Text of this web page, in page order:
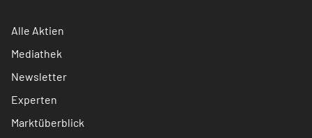
Alle Aktien
Mediathek
Newsletter
Experten
Marktüberblick